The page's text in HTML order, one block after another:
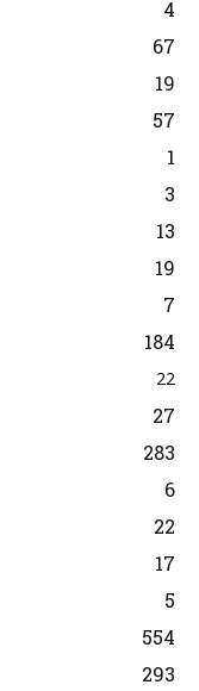
4
67
19
57
1
3
13
19
7
184
22
27
283
6
22
17
5
554
293